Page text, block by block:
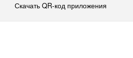
Скачать QR-код приложения